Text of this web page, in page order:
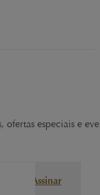
especiais e
Assinar